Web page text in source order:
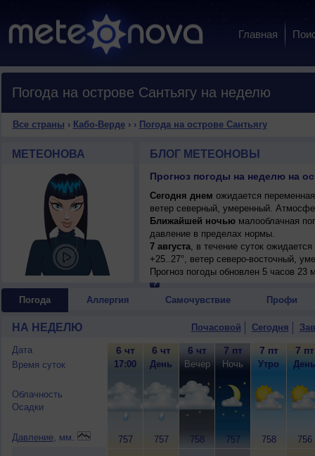
Главная
Погода на острове Сантьягу на неделю
Все страны › Кабо-Верде› › Погода на острове Сантьягу
МЕТЕОНОВА БЛОГ МЕТЕОНОВЫ
Прогноз погоды на неделю на
Сегодня днем ожидается
ветер северный, умеренный.
Ближайшей ночьюмалооблачная
давление в пределах нормы.
7 августа, в течение суток
+25..27°, ветер северо-восточный,
Прогноз погоды обновлен 5 часов 23
Погода Аллергия Самочувствие Профи
НА НЕДЕЛЮ Почасовой Сегодня
Дата
Время суток
Облачность
Осадки
Давление, мм.
6 чт
17:00
757
6 чт
День
757
6 чт
Вечер
758
7 пт
Ночь
757
7 пт
Утро
758
7 пт
День
756